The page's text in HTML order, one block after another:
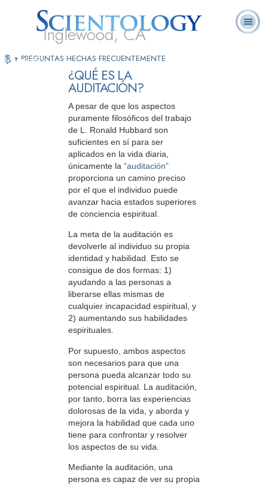
Inglewood, CA
Acerca de
Nosotros
L. Ronald
Hubbard
¿Qué es
Scientology?
Ministros
Voluntarios
"Reproducir"
» PREGUNTAS HECHAS FRECUENTEMENTE
¿QUÉ ES LA
AUDITACIÓN?
A pesar de que los aspectos
puramente filosóficos del trabajo
de L. Ronald Hubbard son
suficientes en sí para ser
aplicados en la vida diaria,
únicamente la “auditación”
proporciona un camino preciso
por el que el individuo puede
avanzar hacia estados superiores
de conciencia espiritual.
La meta de la auditación es
devolverle al individuo su propia
identidad y habilidad. Esto se
consigue de dos formas: 1)
ayudando a las personas a
liberarse ellas mismas de
cualquier incapacidad espiritual, y
2) aumentando sus habilidades
espirituales.
Por supuesto, ambos aspectos
son necesarios para que una
persona pueda alcanzar todo su
potencial espiritual. La auditación,
por tanto, borra las experiencias
dolorosas de la vida, y aborda y
mejora la habilidad que cada uno
tiene para confrontar y resolver
los aspectos de su vida.
Mediante la auditación, una
persona es capaz de ver su propia